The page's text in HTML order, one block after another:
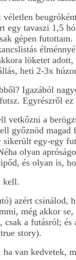
véletlen
tavaszi 1,5
gépen
löketet
heti 2-3x
Igazából
Egyrészről ez
vetkőzni a
győznöd magad
egy-egy
olyan
és olyan is,
kell.
azért csinálod,
még akkor
csak a futásról;
story).
van kedvetek,